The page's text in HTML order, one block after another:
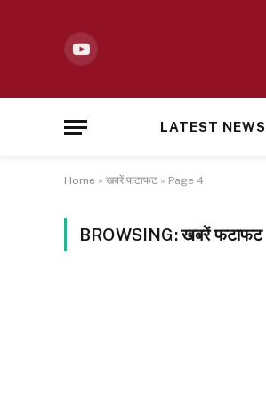
YouTube
LATEST NEWS
Home » खबरें फटाफट » Page 4
BROWSING:खबरें फटाफट